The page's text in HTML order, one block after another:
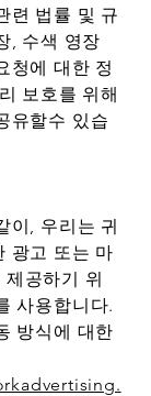
련 법률 및 규
, 수색 영장
청에 대한 정
보호를 위해
유할수 있습
이, 우리는 귀
광고 또는 마
공하기 위
사용합니다.
방식에 대한